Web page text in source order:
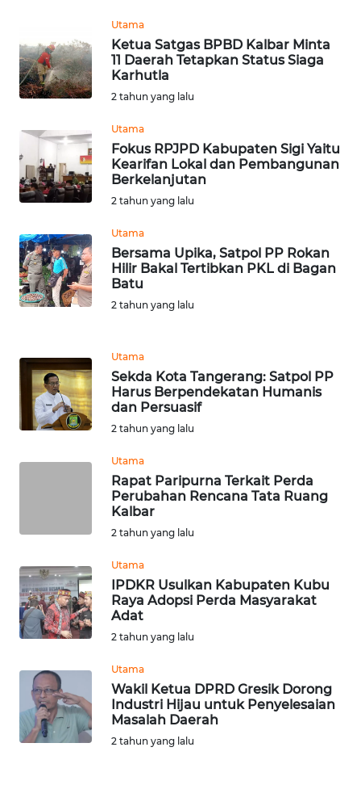
Utama
Ketua Satgas BPBD Kalbar Minta
11 Daerah Tetapkan Status Siaga
Karhutla
2 tahun yang lalu
Utama
Fokus RPJPD Kabupaten Sigi Yaitu
Kearifan Lokal dan Pembangunan
Berkelanjutan
2 tahun yang lalu
Utama
Bersama Upika, Satpol PP Rokan
Hilir Bakal Tertibkan PKL di Bagan
Batu
2 tahun yang lalu
Utama
Sekda Kota Tangerang: Satpol PP
Harus Berpendekatan Humanis
dan Persuasif
2 tahun yang lalu
Utama
Rapat Paripurna Terkait Perda
Perubahan Rencana Tata Ruang
Kalbar
2 tahun yang lalu
Utama
IPDKR Usulkan Kabupaten Kubu
Raya Adopsi Perda Masyarakat
Adat
2 tahun yang lalu
Utama
Wakil Ketua DPRD Gresik Dorong
Industri Hijau untuk Penyelesaian
Masalah Daerah
2 tahun yang lalu
WN
SULBAR
WN
SUMBAR
SUMSEL
WN
BENGKULU
LAMPUNG
WN
JATENG
WN
WN
JATIM
WN
KALBAR